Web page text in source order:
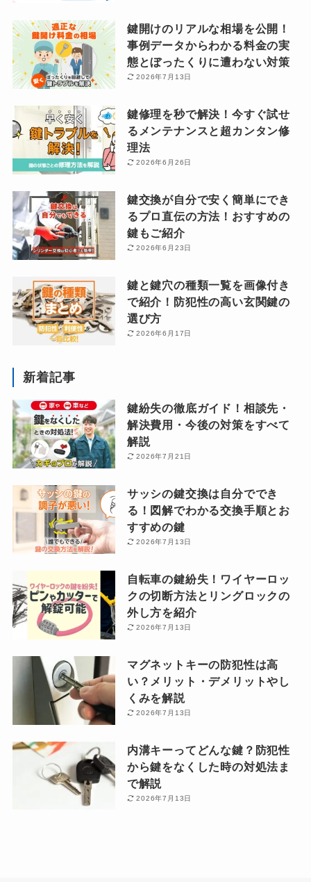
鍵開けのリアルな相場を公開！
事例データからわかる料金の実
態とぼったくりに遭わない対策
2026年7月13日
鍵修理を秒で解決！今すぐ試せ
るメンテナンスと超カンタン修
理法
2026年6月26日
鍵交換が自分で安く簡単にでき
るプロ直伝の方法！おすすめの
鍵もご紹介
2026年6月23日
鍵と鍵穴の種類一覧を画像付き
で紹介！防犯性の高い玄関鍵の
選び方
2026年6月17日
新着記事
鍵紛失の徹底ガイド！相談先・
解決費用・今後の対策をすべて
解説
2026年7月21日
サッシの鍵交換は自分ででき
る！図解でわかる交換手順とお
すすめの鍵
2026年7月13日
自転車の鍵紛失！ワイヤーロッ
クの切断方法とリングロックの
外し方を紹介
2026年7月13日
マグネットキーの防犯性は高
い？メリット・デメリットやし
くみを解説
2026年7月13日
内溝キーってどんな鍵？防犯性
から鍵をなくした時の対処法ま
で解説
2026年7月13日